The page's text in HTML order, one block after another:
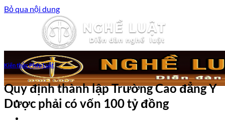
Bỏ qua nội dung
Kiến thức Pháp Luật
Quy định thành lập Trường Cao đẳng Y
Dược phải có vốn 100 tỷ đồng